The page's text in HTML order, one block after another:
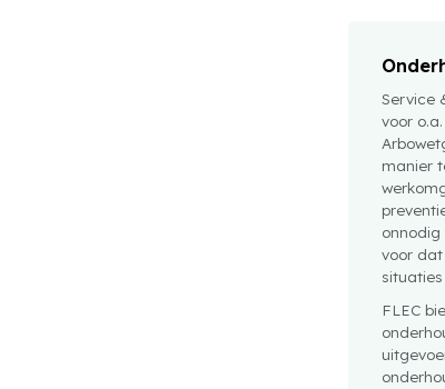
Service
voor
manier
voor
FLEC